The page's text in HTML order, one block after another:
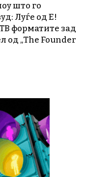
што го
Луѓе од E!
форматите зад
од „The Founder